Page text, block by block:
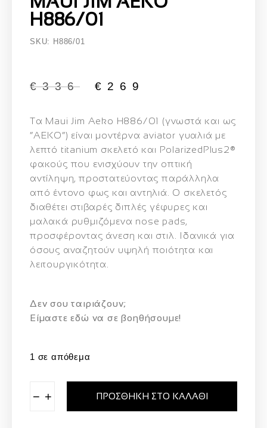
H886/01
SKU: H886/01
€336 € 269
Τα Maui Jim Aeko H886/01 (γνωστά και ως
“AEKO”) είναι μοντέρνα aviator γυαλιά με
λεπτό titanium σκελετό και PolarizedPlus2®
φακούς που ενισχύουν την οπτική
αντίληψη, προστατεύοντας παράλληλα
από έντονο φως και αντηλιά. Ο σκελετός
διαθέτει στιβαρές διπλές γέφυρες και
μαλακά ρυθμιζόμενα nose pads,
προσφέροντας άνεση και στιλ. Ιδανικά για
όσους αναζητούν υψηλή ποιότητα και
λειτουργικότητα.
Δεν σου ταιριάζουν;
Eίμαστε εδώ να σε βοηθήσουμε!
1 σε απόθεμα
− + ΠΡΟΣΘΉΚΗ ΣΤΟ ΚΑΛΆΘΙ